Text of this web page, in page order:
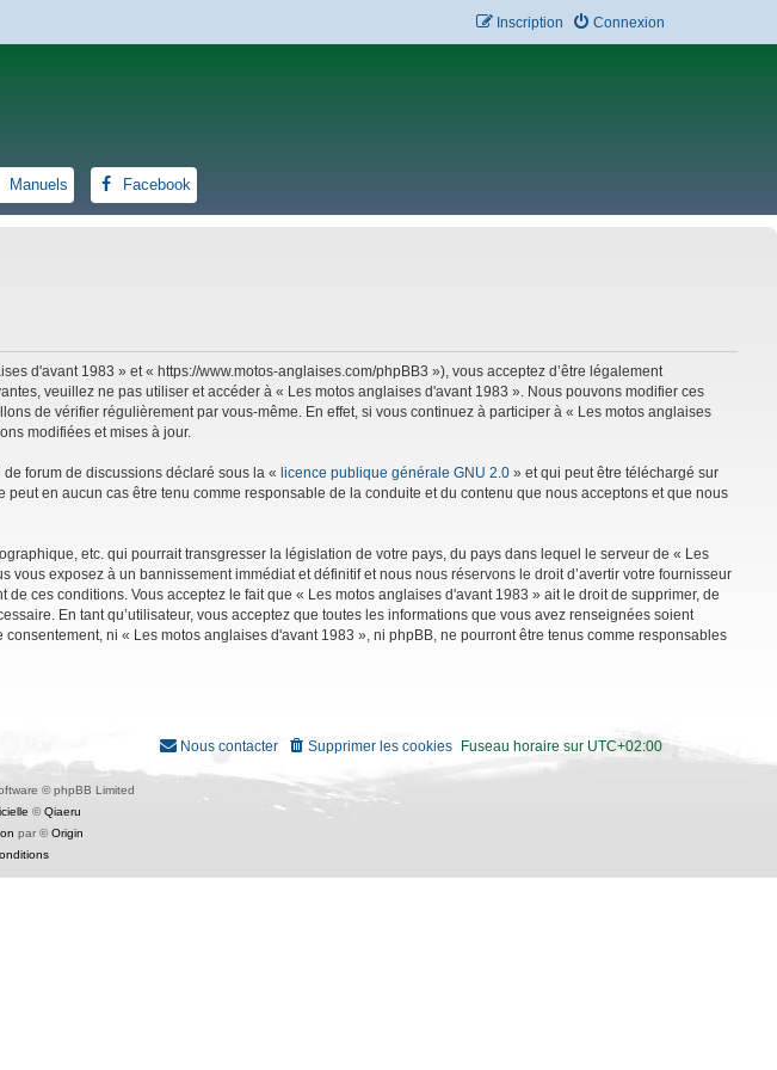
Connexion
Inscription
Manuels Facebook
d'avant 1983 » et « https://www.motos-anglaises.com/phpBB3 »), vous acceptez d’être légalement
veuillez ne pas utiliser et accéder à « Les motos anglaises d'avant 1983 ». Nous pouvons modifier ces
de vérifier régulièrement par vous-même. En effet, si vous continuez à participer à « Les motos anglaises
modifiées et mises à jour.
forum de discussions déclaré sous la « licence publique générale GNU 2.0 » et qui peut être téléchargé sur
en aucun cas être tenu comme responsable de la conduite et du contenu que nous acceptons et que nous
etc. qui pourrait transgresser la législation de votre pays, du pays dans lequel le serveur de « Les
exposez à un bannissement immédiat et définitif et nous nous réservons le droit d’avertir votre fournisseur
ces conditions. Vous acceptez le fait que « Les motos anglaises d'avant 1983 » ait le droit de supprimer, de
En tant qu’utilisateur, vous acceptez que toutes les informations que vous avez renseignées soient
ni « Les motos anglaises d'avant 1983 », ni phpBB, ne pourront être tenus comme responsables
Fuseau horaire sur UTC+02:00
Supprimer les cookies
Nous contacter
© phpBB Limited
©Qiaeru
par ©Origin